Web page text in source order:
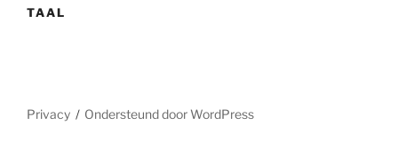
TAAL
Privacy Ondersteund door WordPress